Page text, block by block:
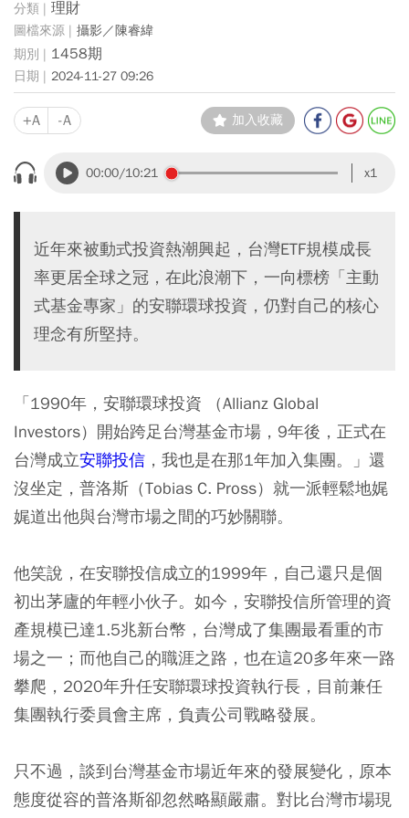
理財
攝影／陳睿緯
1458期
2024-11-27 09:26
+A -A 加入收藏
00:00/10:21 x1
近年來被動式投資熱潮興起，台灣ETF規模成長
率更居全球之冠，在此浪潮下，一向標榜「主動
式基金專家」的安聯環球投資，仍對自己的核心
理念有所堅持。
「1990年，安聯環球投資 （Allianz Global
Investors）開始跨足台灣基金市場，9年後，正式在
台灣成立安聯投信 ，我也是在那1年加入集團。」還
沒坐定，普洛斯（Tobias C. Pross）就一派輕鬆地娓
娓道出他與台灣市場之間的巧妙關聯。
他笑說，在安聯投信成立的1999年，自己還只是個
初出茅廬的年輕小伙子。如今，安聯投信所管理的資
產規模已達1.5兆新台幣，台灣成了集團最看重的市
場之一；而他自己的職涯之路，也在這20多年來一路
攀爬，2020年升任安聯環球投資執行長，目前兼任
集團執行委員會主席，負責公司戰略發展。
只不過，談到台灣基金市場近年來的發展變化，原本
態度從容的普洛斯卻忽然略顯嚴肅。對比台灣市場現